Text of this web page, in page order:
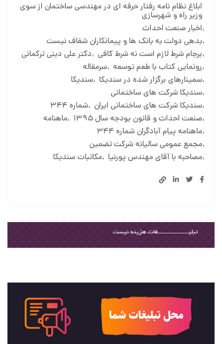
ابلاغ نظام نامه رفتار حرفه ای در مهندسی ساختمان از سوی
وزیر راه و شهرسازی
اخبار صنعت احداث
بدهی دولت به بانک ها و پیمانکاران شفاف نیست
برجام شرط لازم است نه شرط کافی دکتر علی دینی ترکمانی
رونمایی کتاب با طعم توسعه سرمقاله
سمینارهای برگزار شده در سندیکا سندیکا
سندیکا شرکت های ساختمانی
سندیکا شرکت های ساختمانی ایران شماره ۳۴۴
صنعت احداث و قانون بودجه سال ۱۳۹۵
ماهنامه
ماهنامه پیام آبادگران شماره ۳۴۴
مجمع عمومی سالیانه شرکت تضمین
مصاحبه با آقای مهندس پورنیا مکاتبات سندیکا